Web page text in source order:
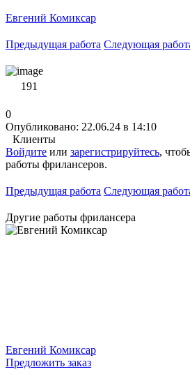
Евгений Комиксар
Предыдущая работа Следующая
191
0
Опубликовано: 22.06.24 в 14:10
Клиенты
Войдите или зарегистрируйтесь,
работы фрилансеров.
Предыдущая работа Следующая
Другие работы фрилансера
Евгений Комиксар
Предложить заказ